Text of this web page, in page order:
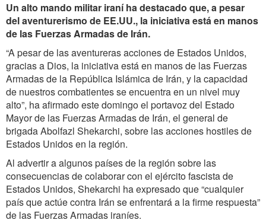
Un alto mando militar iraní ha destacado que, a pesar
del aventurerismo de EE.UU., la iniciativa está en manos
de las Fuerzas Armadas de Irán.
“A pesar de las aventureras acciones de Estados Unidos,
gracias a Dios, la iniciativa está en manos de las Fuerzas
Armadas de la República Islámica de Irán, y la capacidad
de nuestros combatientes se encuentra en un nivel muy
alto”, ha afirmado este domingo el portavoz del Estado
Mayor de las Fuerzas Armadas de Irán, el general de
brigada Abolfazl Shekarchi, sobre las acciones hostiles de
Estados Unidos en la región.
Al advertir a algunos países de la región sobre las
consecuencias de colaborar con el ejército fascista de
Estados Unidos, Shekarchi ha expresado que “cualquier
país que actúe contra Irán se enfrentará a la firme respuesta”
de las Fuerzas Armadas iraníes.